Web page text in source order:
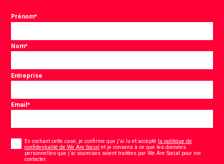
Prénom*
Nom*
Entreprise
Email*
Consentement
En cochant cette case, je confirme que j'ai lu et accepté la politique de
confidentialité de We Are Social et je consens à ce que les données
personnelles que j'ai soumises soient traitées par We Are Social pour me
contacter.